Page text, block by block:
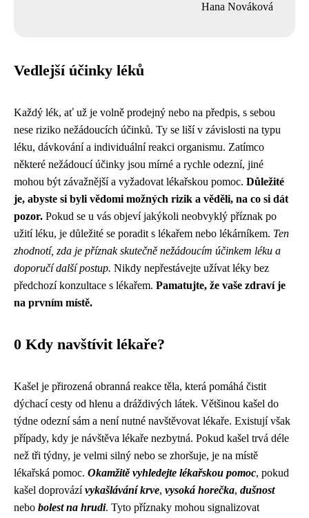
Hana Nováková
Vedlejší účinky léků
Každý lék, ať už je volně prodejný nebo na předpis, s sebou
nese riziko nežádoucích účinků. Ty se liší v závislosti na typu
léku, dávkování a individuální reakci organismu. Zatímco
některé nežádoucí účinky jsou mírné a rychle odezní, jiné
mohou být závažnější a vyžadovat lékařskou pomoc. Důležité
je, abyste si byli vědomi možných rizik a věděli, na co si dát
pozor. Pokud se u vás objeví jakýkoli neobvyklý příznak po
užití léku, je důležité se poradit s lékařem nebo lékárníkem. Ten
zhodnotí, zda je příznak skutečně nežádoucím účinkem léku a
doporučí další postup. Nikdy nepřestávejte užívat léky bez
předchozí konzultace s lékařem. Pamatujte, že vaše zdraví je
na prvním místě.
0 Kdy navštívit lékaře?
Kašel je přirozená obranná reakce těla, která pomáhá čistit
dýchací cesty od hlenu a dráždivých látek. Většinou kašel do
týdne odezní sám a není nutné navštěvovat lékaře. Existují však
případy, kdy je návštěva lékaře nezbytná. Pokud kašel trvá déle
než tři týdny, je velmi silný nebo se zhoršuje, je na místě
lékařská pomoc. Okamžitě vyhledejte lékařskou pomoc, pokud
kašel doprovázívykašlávání krve, vysoká horečka, dušnost
nebo bolest na hrudi. Tyto příznaky mohou signalizovat